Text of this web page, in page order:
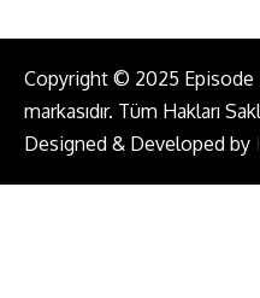
Copyright © 2025 Episode
markasıdır. Tüm Hakları
Designed & Developed by